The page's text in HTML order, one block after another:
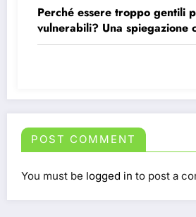
Perché essere troppo gentili
vulnerabili? Una spiegazione
psicologia e visione
POST COMMENT
You must be logged in to post a